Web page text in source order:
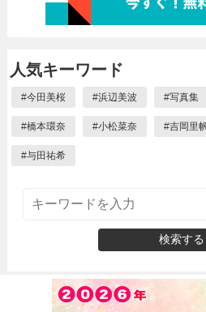
人気キーワード
#今田美桜 #浜辺美波 #写真集
#橋本環奈 #小松菜奈 #吉岡里
#与田祐希
検索する